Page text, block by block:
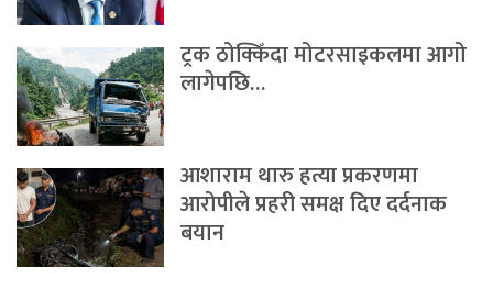
ट्रक ठोक्किँदा मोटरसाइकलमा आगो
लागेपछि…
आशाराम थारु हत्या प्रकरणमा
आरोपीले प्रहरी समक्ष दिए दर्दनाक
बयान